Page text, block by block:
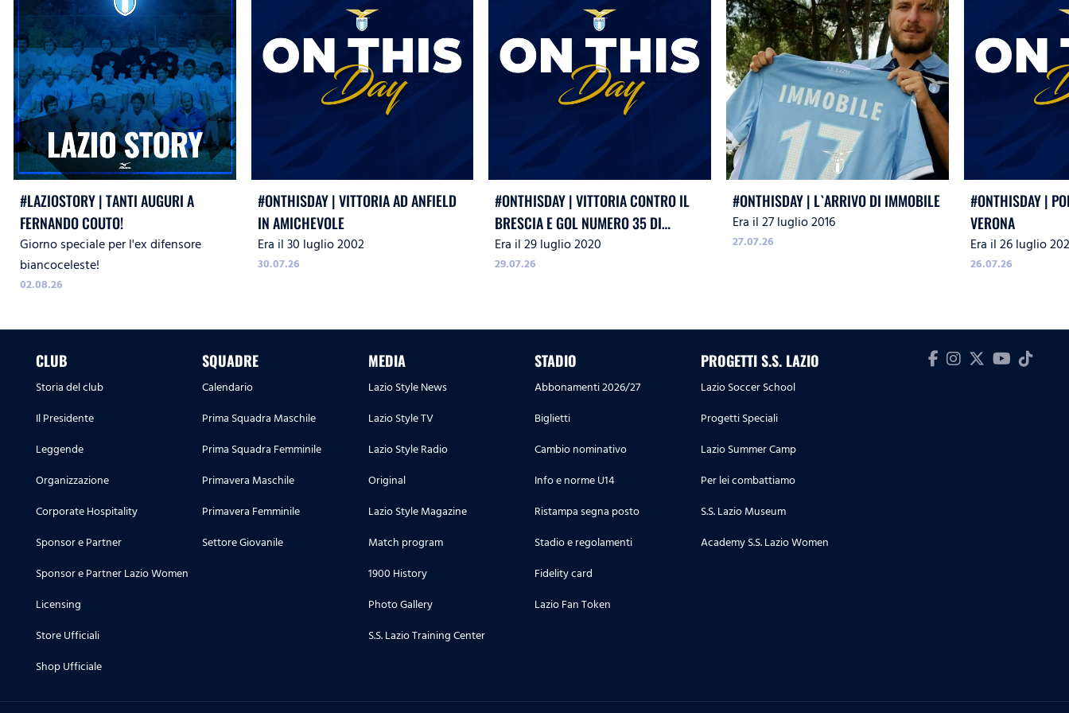
#LAZIOSTORY | TANTI AUGURI A
FERNANDO COUTO!
Giorno speciale per l'ex difensore
biancoceleste!
02.08.26
#ONTHISDAY | VITTORIA AD ANFIELD
IN AMICHEVOLE
Era il 30 luglio 2002
30.07.26
#ONTHISDAY | VITTORIA CONTRO IL
BRESCIA E GOL NUMERO 35 DI
IMMOBILE
Era il 29 luglio 2020
29.07.26
#ONTHISDAY | L`ARRIVO DI IMMOBILE
Era il 27 luglio 2016
27.07.26
#ONTHISDAY |
VERONA
Era il 26 luglio
26.07.26
CLUB
Storia del club
Il Presidente
Leggende
Organizzazione
Corporate Hospitality
Sponsor e Partner
Sponsor e Partner Lazio Women
Licensing
Store Ufficiali
Shop Ufficiale
SQUADRE
Calendario
Prima Squadra Maschile
Prima Squadra Femminile
Primavera Maschile
Primavera Femminile
Settore Giovanile
MEDIA
Lazio Style News
Lazio Style TV
Lazio Style Radio
Original
Lazio Style Magazine
Match program
1900 History
Photo Gallery
S.S. Lazio Training Center
STADIO
Abbonamenti 2026/27
Biglietti
Cambio nominativo
Info e norme U14
Ristampa segna posto
Stadio e regolamenti
Fidelity card
Lazio Fan Token
PROGETTI S.S. LAZIO
Lazio Soccer School
Progetti Speciali
Lazio Summer Camp
Per lei combattiamo
S.S. Lazio Museum
Academy S.S. Lazio Women